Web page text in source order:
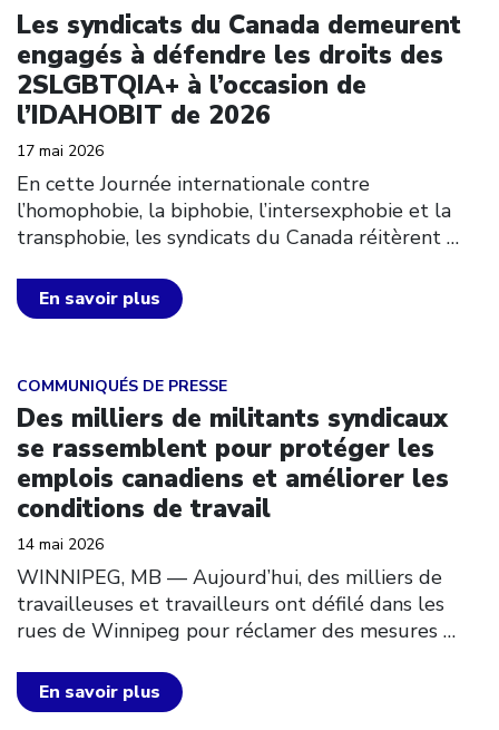
Les syndicats du Canada demeurent
engagés à défendre les droits des
2SLGBTQIA+ à l’occasion de
l’IDAHOBIT de 2026
17 mai 2026
En cette Journée internationale contre
l’homophobie, la biphobie, l’intersexphobie et la
transphobie, les syndicats du Canada réitèrent …
En savoir plus
COMMUNIQUÉS DE PRESSE
Des milliers de militants syndicaux
se rassemblent pour protéger les
emplois canadiens et améliorer les
conditions de travail
14 mai 2026
WINNIPEG, MB — Aujourd’hui, des milliers de
travailleuses et travailleurs ont défilé dans les
rues de Winnipeg pour réclamer des mesures …
En savoir plus
Click to open the link